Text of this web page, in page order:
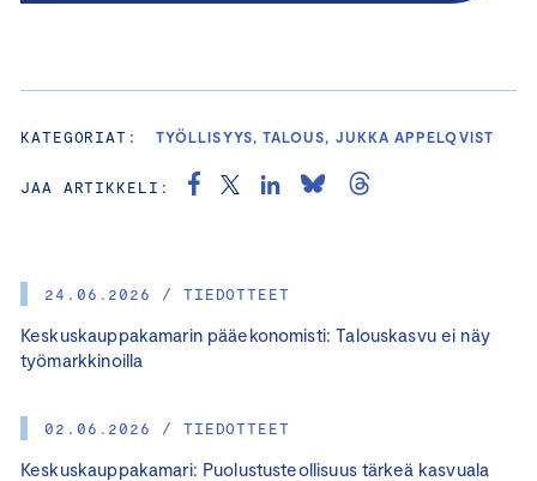
24.06.2026 / TIEDOTTEET
Keskuskauppakamarin pääekonomisti: Talouskasvu ei näy
työmarkkinoilla
02.06.2026 / TIEDOTTEET
Keskuskauppakamari: Puolustusteollisuus tärkeä kasvuala
KATEGORIAT: TYÖLLISYYS, TALOUS, JUKKA APPELQVIST
JAA ARTIKKELI: